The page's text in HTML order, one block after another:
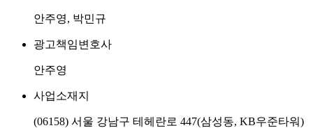
안주영, 박민규
광고책임변호사
안주영
사업소재지
(06158) 서울 강남구 테헤란로 447(삼성동, KB우준타워)